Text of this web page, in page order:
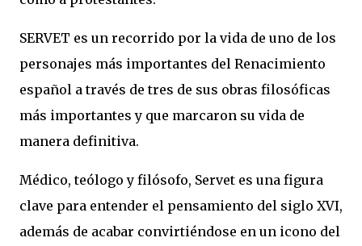
SERVET es un recorrido por la vida de uno de los
personajes más importantes del Renacimiento
español a través de tres de sus obras filosóficas
más importantes y que marcaron su vida de
manera definitiva.
Médico, teólogo y filósofo, Servet es una figura
clave para entender el pensamiento del siglo XVI,
además de acabar convirtiéndose en un icono del